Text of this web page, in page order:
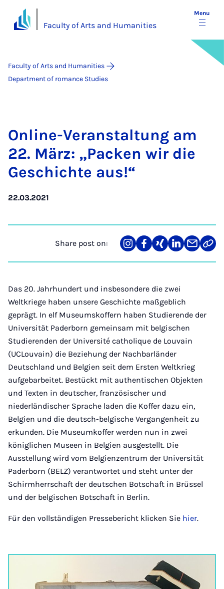
Faculty of Arts and Humanities
Menu
Faculty of Arts and Humanities
Department of romance Studies
On­line-Ver­an­stal­tung am
22. März: „Pack­en wir die
Geschichte aus!“
22.03.2021
Share post on:
Share
on
Teilen
auf
Teilen
auf
Teilen
auf
Teilen
über
Link
Das 20. Jahrhundert und insbesondere die zwei
Weltkriege haben unsere Geschichte maßgeblich
geprägt. In elf Museumskoffern haben Studierende der
Universität Paderborn gemeinsam mit belgischen
Studierenden der Université catholique de Louvain
(UCLouvain) die Beziehung der Nachbarländer
Deutschland und Belgien seit dem Ersten Weltkrieg
aufgebarbeitet. Bestückt mit authentischen Objekten
und Texten in deutscher, französischer und
niederländischer Sprache laden die Koffer dazu ein,
Belgien und die deutsch-belgische Vergangenheit zu
erkunden. Die Museumkoffer werden nun in zwei
königlichen Museen in Belgien ausgestellt. Die
Ausstellung wird vom Belgienzentrum der Universität
Paderborn (BELZ) verantwortet und steht unter der
Schirmherrschaft der deutschen Botschaft in Brüssel
und der belgischen Botschaft in Berlin.
Für den vollständigen Pressebericht klicken Sie hier.